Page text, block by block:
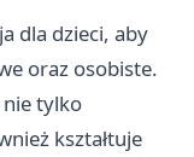
dla dzieci, aby
oraz osobiste.
tylko
kształtuje